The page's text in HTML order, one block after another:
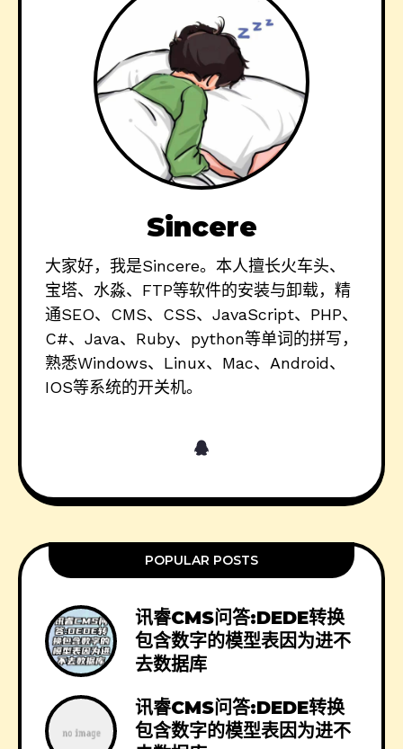
Sincere
大家好，我是Sincere。本人擅长火车头、
宝塔、水淼、FTP等软件的安装与卸载，精
通SEO、CMS、CSS、JavaScript、PHP、
C#、Java、Ruby、python等单词的拼写，
熟悉Windows、Linux、Mac、Android、
IOS等系统的开关机。
POPULAR POSTS
讯睿CMS问答:DEDE转换
包含数字的模型表因为进不
去数据库
讯睿CMS问答:DEDE转换
包含数字的模型表因为进不